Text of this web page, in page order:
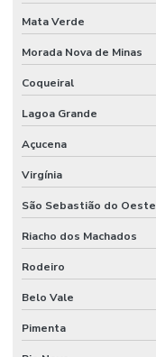
Mata Verde
Morada Nova de Minas
Coqueiral
Lagoa Grande
Açucena
Virgínia
São Sebastião do Oeste
Riacho dos Machados
Rodeiro
Belo Vale
Pimenta